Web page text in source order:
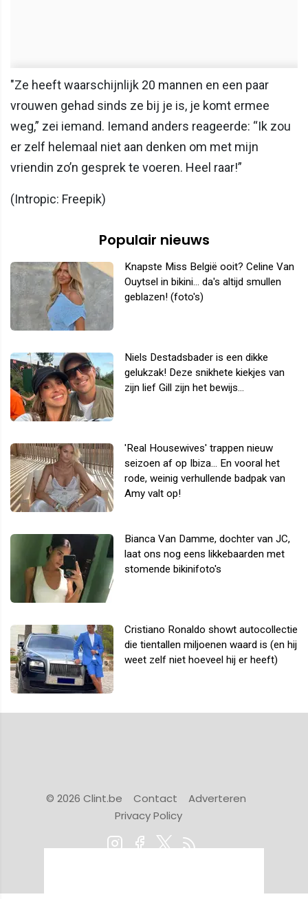
"Ze heeft waarschijnlijk 20 mannen en een paar
vrouwen gehad sinds ze bij je is, je komt ermee
weg,” zei iemand. Iemand anders reageerde: “Ik zou
er zelf helemaal niet aan denken om met mijn
vriendin zo’n gesprek te voeren. Heel raar!”
(Intropic: Freepik)
Populair nieuws
Knapste Miss België ooit? Celine Van
Ouytsel in bikini... da's altijd smullen
geblazen! (foto's)
Niels Destadsbader is een dikke
gelukzak! Deze snikhete kiekjes van
zijn lief Gill zijn het bewijs...
'Real Housewives' trappen nieuw
seizoen af op Ibiza... En vooral het
rode, weinig verhullende badpak van
Amy valt op!
Bianca Van Damme, dochter van JC,
laat ons nog eens likkebaarden met
stomende bikinifoto's
Cristiano Ronaldo showt autocollectie
die tientallen miljoenen waard is (en hij
weet zelf niet hoeveel hij er heeft)
© 2026 Clint.be Contact
Adverteren
Privacy Policy